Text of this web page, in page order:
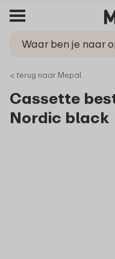
< terug naar Mepal
Cassette
Nordic black